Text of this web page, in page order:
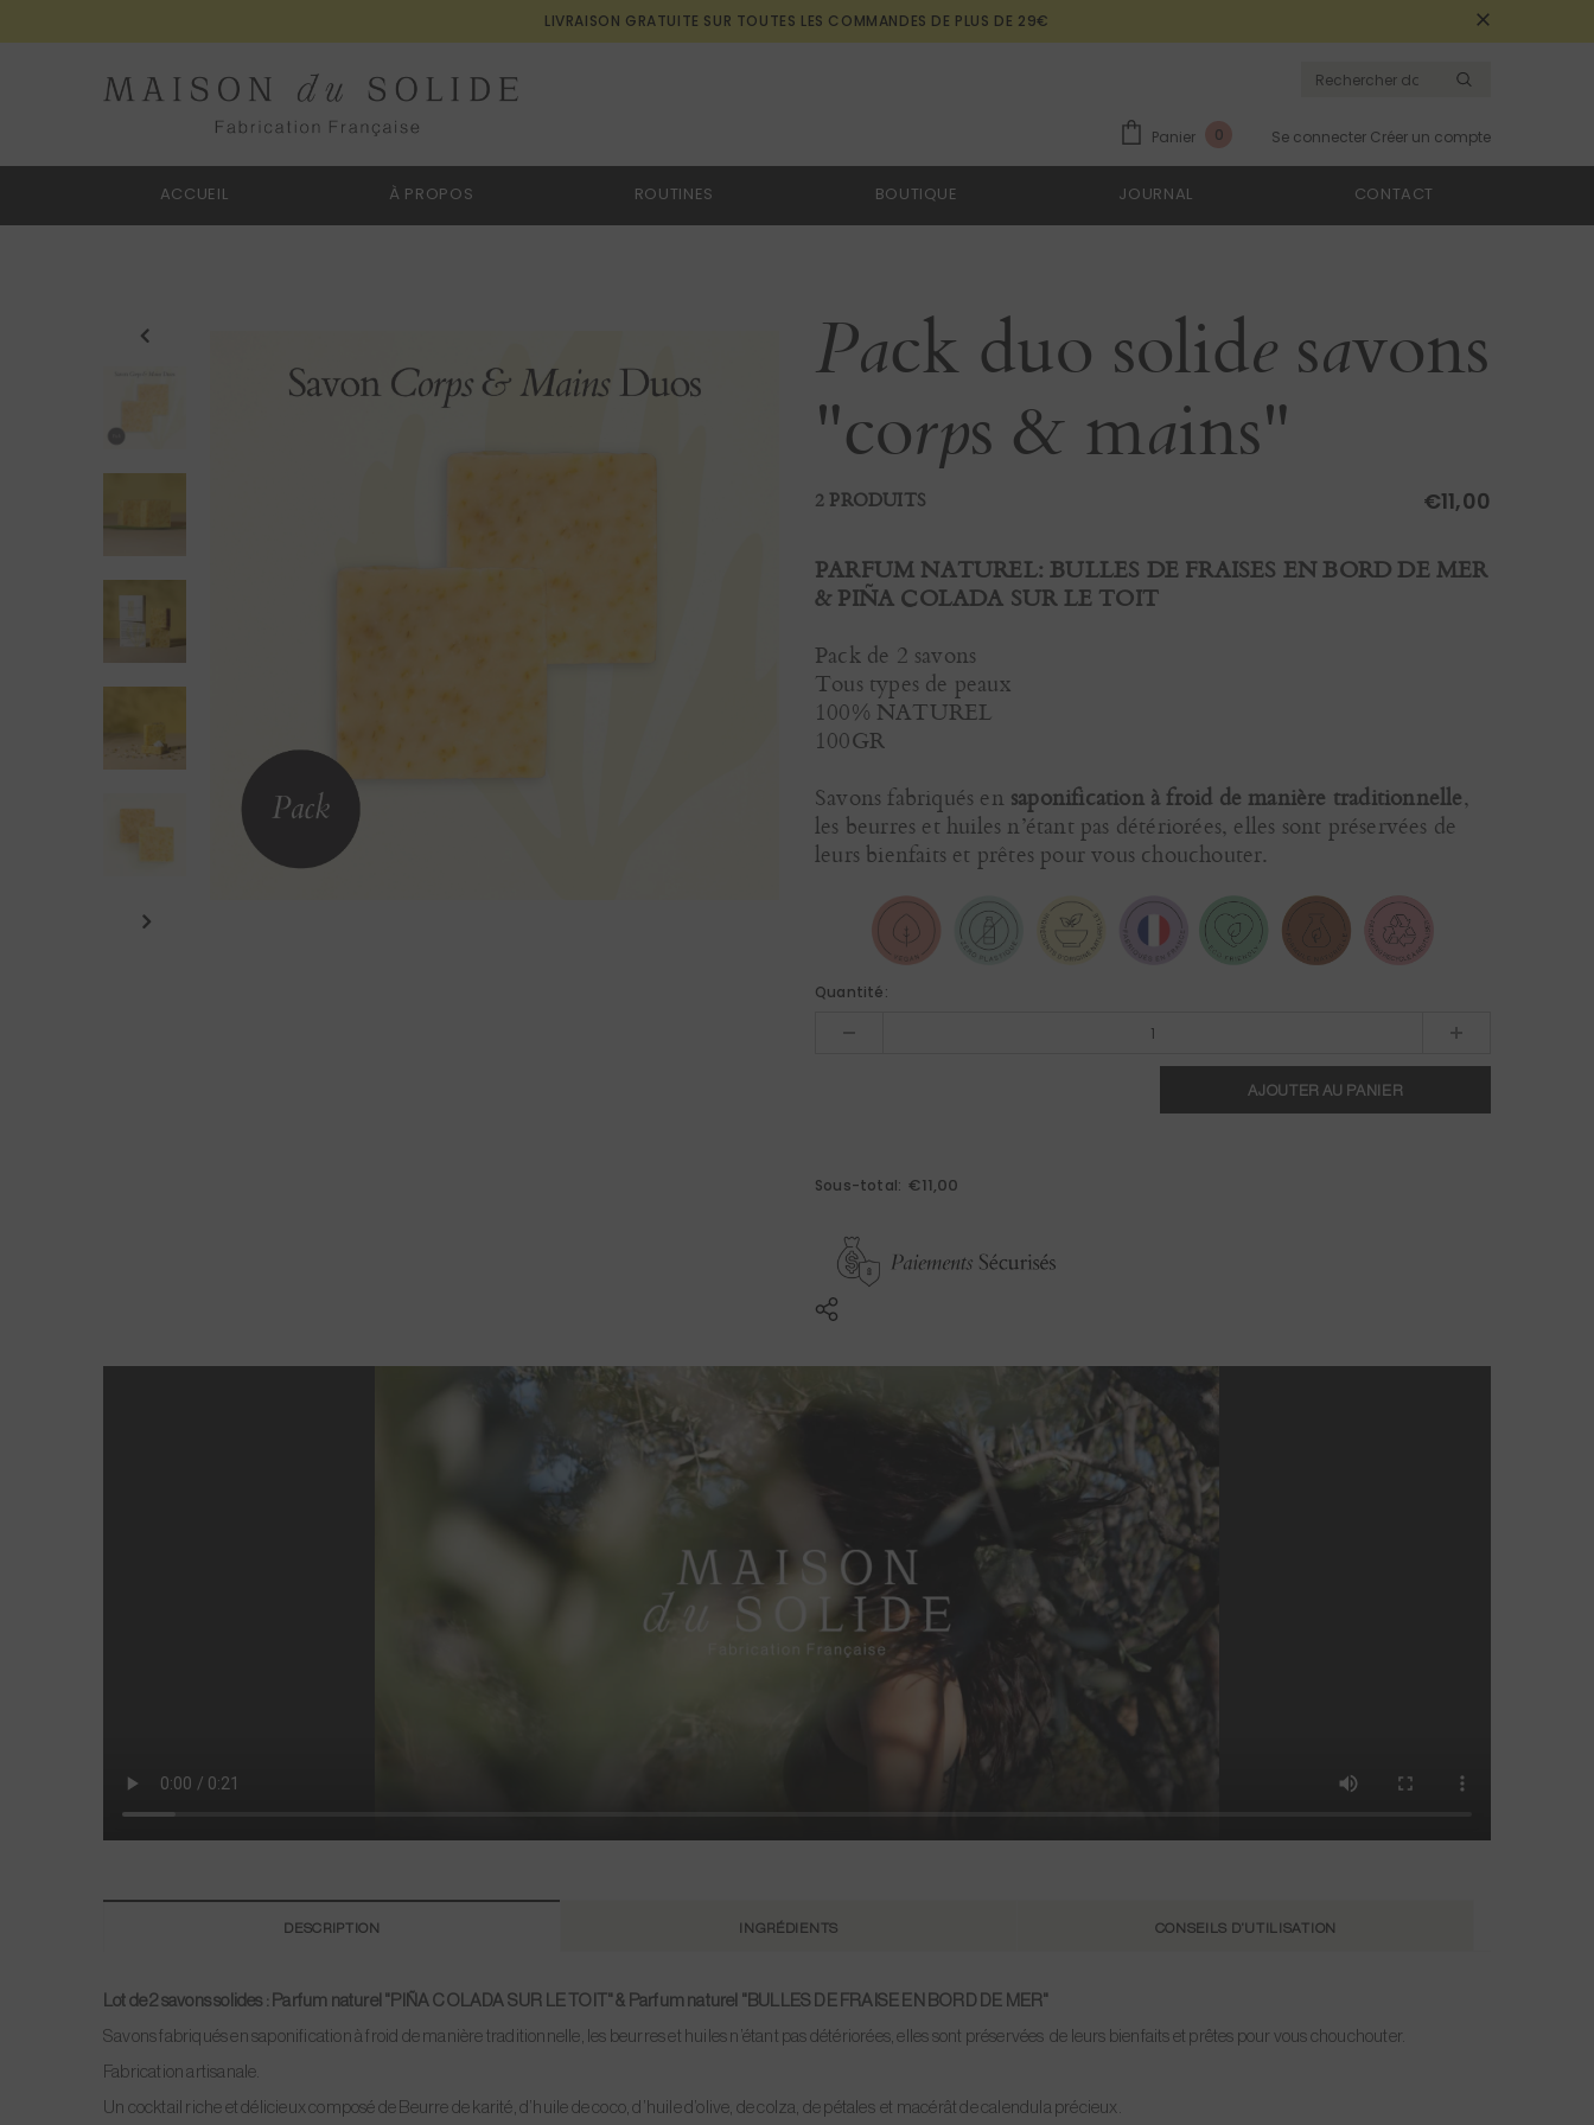
LIVRAISON GRATUITE SUR TOUTES LES COMMANDES DE PLUS DE 29€
Panier 0 Se connecter Créer un compte
ACCUEIL À PROPOS ROUTINES BOUTIQUE JOURNAL CONTACT
Pack duo solide savons
"corps & mains"
2 PRODUITS €11,00
PARFUM NATUREL: BULLES DE FRAISES EN BORD DE MER
& PIÑA COLADA SUR LE TOIT
Pack de 2 savons
Tous types de peaux
100% NATUREL
100GR
Savons fabriqués en saponification à froid de manière traditionnelle,
les beurres et huiles n’étant pas détériorées, elles sont préservées de
leurs bienfaits et prêtes pour vous chouchouter.
Quantité:
Sous-total: €11,00
DESCRIPTION INGRÉDIENTS CONSEILS D’UTILISATION
Lot de 2 savons solides : Parfum naturel "PIÑA COLADA SUR LE TOIT" & Parfum naturel "BULLES DE FRAISE EN BORD DE MER"
Savonsfabriqués en saponification à froid de manière traditionnelle , les beurres et huiles n’étant pas détériorées, elles sont préservées de leurs bienfaits et prêtes pour vous chouchouter.
Fabrication artisanale.
Un cocktail riche et délicieux composé de Beurre de karité, d’huile de coco, d’huile d’olive, de colza, de pétales et macérât de calendula précieux.